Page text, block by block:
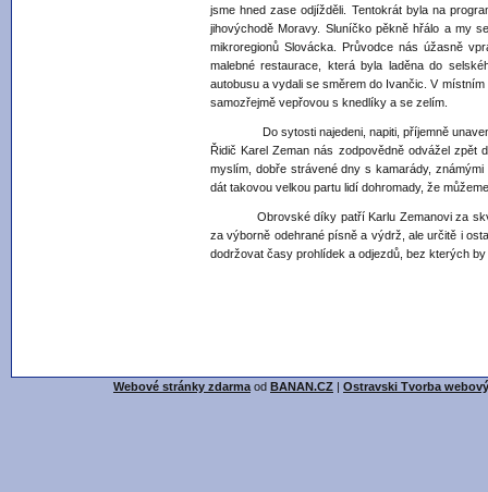
jsme hned zase odjížděli. Tentokrát byla na
jihovýchodě Moravy. Sluníčko pěkně hřálo a my
mikroregionů Slovácka. Průvodce nás úžasně
malebné restaurace, která byla laděna do
autobusu a vydali se směrem do Ivančic. V
samozřejmě vepřovou s knedlíky a se zelím.
Do sytosti najedeni, napiti, příjemně unaveni
Řidič Karel Zeman nás zodpovědně odvážel
myslím, dobře strávené dny s kamarády,
dát takovou velkou partu lidí dohromady, že
Obrovské díky patří Karlu Zemanovi za
za výborně odehrané písně a výdrž, ale určitě i
dodržovat časy prohlídek a odjezdů, bez kterých
Webové stránky zdarma od BANAN.CZ | Ostravski Tvorba